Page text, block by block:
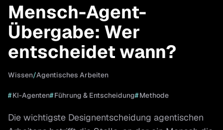
Mensch-Agent-
Übergabe: Wer
entscheidet wann?
Wissen/Agentisches Arbeiten
#KI-Agenten#Führung & Entscheidung#Methode
Die wichtigste Designentscheidung agentischen